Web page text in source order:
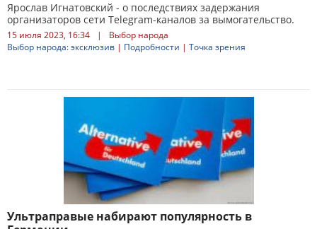
Ярослав Игнатовский - о последствиях задержания
организаторов сети Telegram-каналов за вымогательство.
15 июля 2023, 16:34 |
Выбор народа
Выбор народа: эксклюзив | Подробности | Точка зрения
Ультраправые набирают популярность в